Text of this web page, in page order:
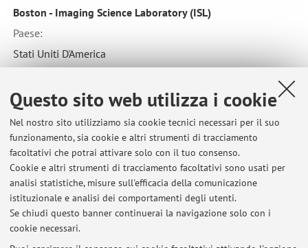
Questo sito web utilizza i cookie
Nel nostro sito utilizziamo sia cookie tecnici necessari per il suo
funzionamento, sia cookie e altri strumenti di tracciamento
facoltativi che potrai attivare solo con il tuo consenso.
Cookie e altri strumenti di tracciamento facoltativi sono usati per
analisi statistiche, misure sull'efficacia della comunicazione
istituzionale e analisi dei comportamenti degli utenti.
Se chiudi questo banner continuerai la navigazione solo con i
cookie necessari.
Boston - Imaging Science Laboratory (ISL)
Paese:
Stati Uniti D'America
Collaborazione formale con:
Prisma - Prima Rete Italiana per la Sorveglianza sistematica
di Meteore e Atmosfera
Paese:
Italia